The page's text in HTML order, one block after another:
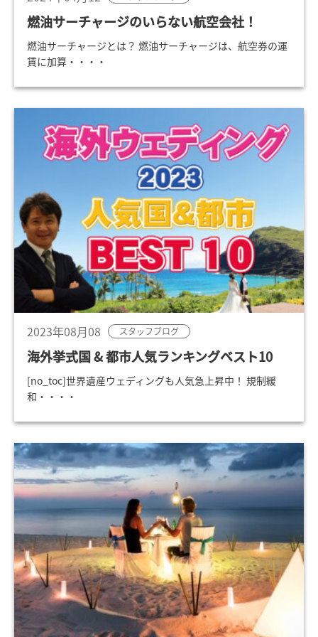
燃油サーチャージのいらない航空会社！
燃油サーチャージとは？ 燃油サーチャージは、航空券の運
賃に加算・・・・
2023年08月08 スタッフブログ
海外挙式国 & 都市人気ランキングベスト10
[no_toc]世界遺産ウェディングも人気急上昇中！ 規制緩
和・・・・